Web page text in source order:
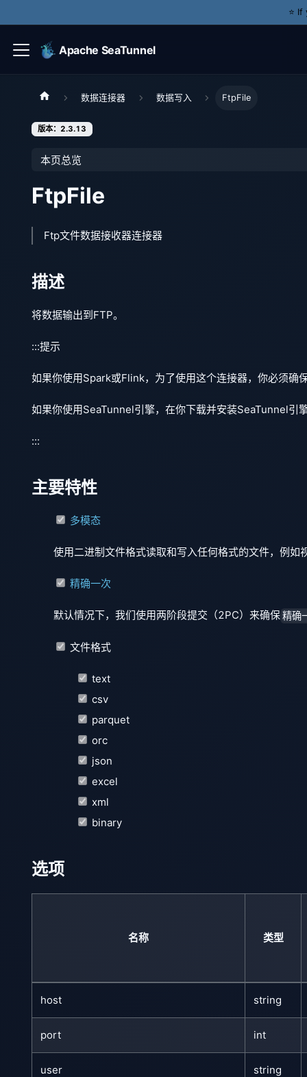
⭐️
Apache SeaTunnel
数据连接器 数据写入 FtpFile
版本：2.3.13
本页总览
FtpFile
Ftp文件数据接收器连接器
描述
将数据输出到FTP。
:::提示
如果你使用Spark或Flink，为了使用这个连接器，你必须
如果你使用SeaTunnel引擎，在你下载并安装SeaTunnel引
:::
主要特性
多模态
使用二进制文件格式读取和写入任何格式的文件，例
精确一次
默认情况下，我们使用两阶段提交（2PC）来确保精确
文件格式
text
csv
parquet
orc
json
excel
xml
binary
选项
名称 类型
host string
port int
user string